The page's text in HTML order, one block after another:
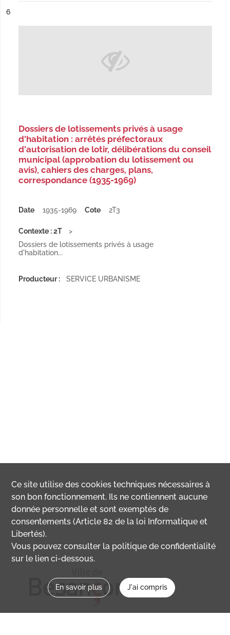
n°
6
Dossiers de lotissements privés à usage
d'habitation : arrêtés préfectoraux
d'autorisation de lotir, délibérations du conseil
municipal (approbation du lotissement ou
avis), cahiers des charges, plans,
correspondance (1935-1969)
Date 1935-1969 Cote 2T3
Contexte : 2T
Dossiers de lotissements privés à usage
d'habitation...
Producteur : SERVICE URBANISME
Ce site utilise descookies techniques nécessaires à
son bon fonctionnement. Ils ne contiennent aucune
donnée personnelle et sont exemptés de
consentements (Article 82 de la loi Informatique et
Libertés).
Vous pouvez consulter la politique de confidentialité
sur le lien ci-dessous.
En savoir plus J'ai compris